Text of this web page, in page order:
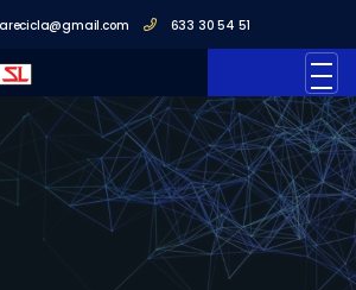
633 30 54 51